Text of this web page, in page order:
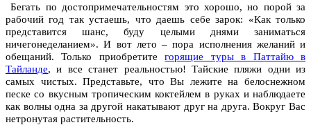
Бегать по достопримечательностям это хорошо, но порой за
рабочий год так устаешь, что даешь себе зарок: «Как только
представится шанс, буду целыми днями заниматься
ничегонеделанием». И вот лето – пора исполнения желаний и
обещаний. Только приобретитегорящие туры в Паттайю в
Тайланде, и все станет реальностью! Тайские пляжи одни из
самых чистых. Представьте, что Вы лежите на белоснежном
песке со вкусным тропическим коктейлем в руках и наблюдаете
как волны одна за другой накатывают друг на друга. Вокруг Вас
нетронутая растительность.